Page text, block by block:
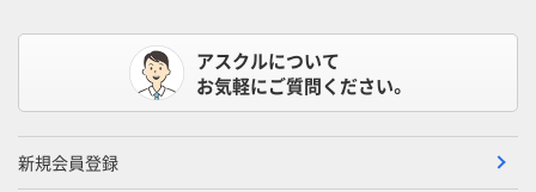
アスクルについて
お気軽にご質問ください。
新規会員登録